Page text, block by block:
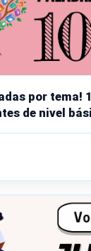
por tema!
de nivel